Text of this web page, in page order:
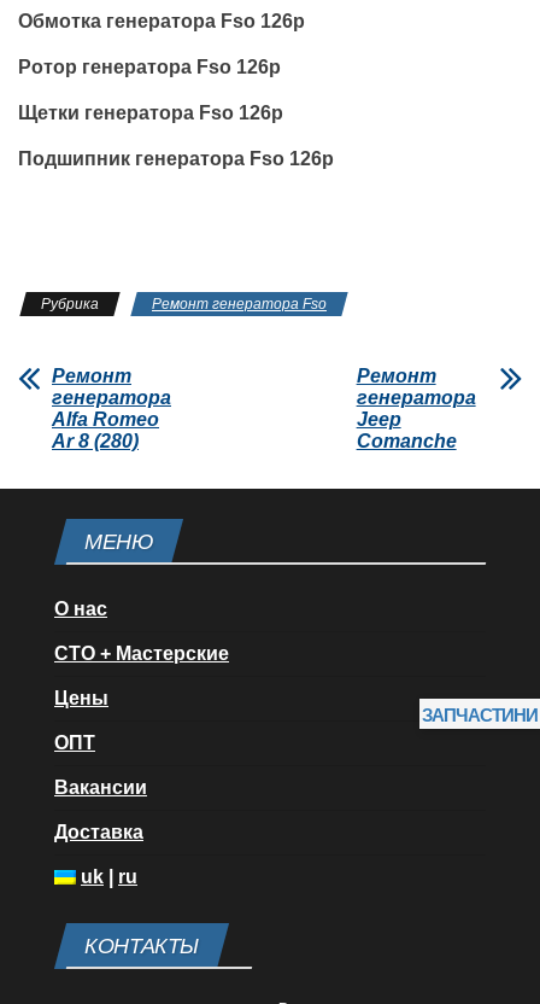
Обмотка генератора Fso 126p
Ротор генератора Fso 126p
Щетки генератора Fso 126p
Подшипник генератора Fso 126p
Рубрика Ремонт генератора Fso
Ремонт
генератора
Alfa Romeo
Ar 8 (280)
Ремонт
генератора
Jeep
Comanche
МЕНЮ
О нас
СТО + Мастерские
Цены
ОПТ
Вакансии
Доставка
uk ru
КОНТАКТЫ
ЗАПЧАСТИНИ